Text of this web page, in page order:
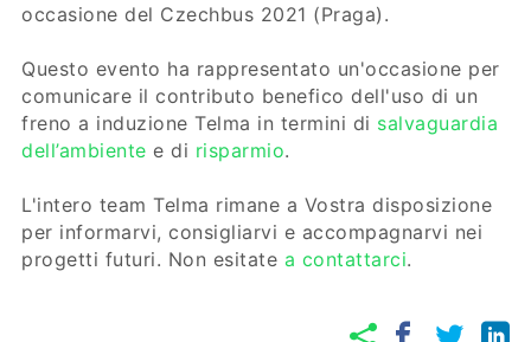
occasione del Czechbus 2021 (Praga).
Questo evento ha rappresentato un'occasione per
comunicare il contributo benefico dell'uso di un
freno a induzione Telma in termini di salvaguardia
dell’ambiente e di risparmio.
L'intero team Telma rimane a Vostra disposizione
per informarvi, consigliarvi e accompagnarvi nei
progetti futuri. Non esitate a contattarci.